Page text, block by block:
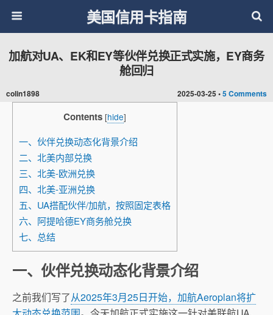
美国信用卡指南
2025-03-25 •5 Comments
加航对UA、EK和EY等伙伴兑换正式实施，EY商务
舱回归
colin1898
Contents [hide]
一、伙伴兑换动态化背景介绍
二、北美内部兑换
三、北美-欧洲兑换
四、北美-亚洲兑换
五、UA搭配伙伴/加航，按照固定表格
六、阿提哈德EY商务舱兑换
七、总结
一、伙伴兑换动态化背景介绍
之前我们写了从2025年3月25日开始，加航Aeroplan将扩